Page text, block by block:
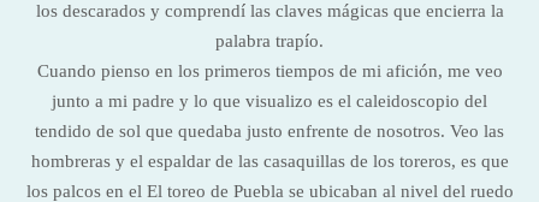
los descarados y comprendí las claves mágicas que encierra la
palabra trapío.
Cuando pienso en los primeros tiempos de mi afición, me veo
junto a mi padre y lo que visualizo es el caleidoscopio del
tendido de sol que quedaba justo enfrente de nosotros. Veo las
hombreras y el espaldar de las casaquillas de los toreros, es que
los palcos en el El toreo de Puebla se ubicaban al nivel del ruedo